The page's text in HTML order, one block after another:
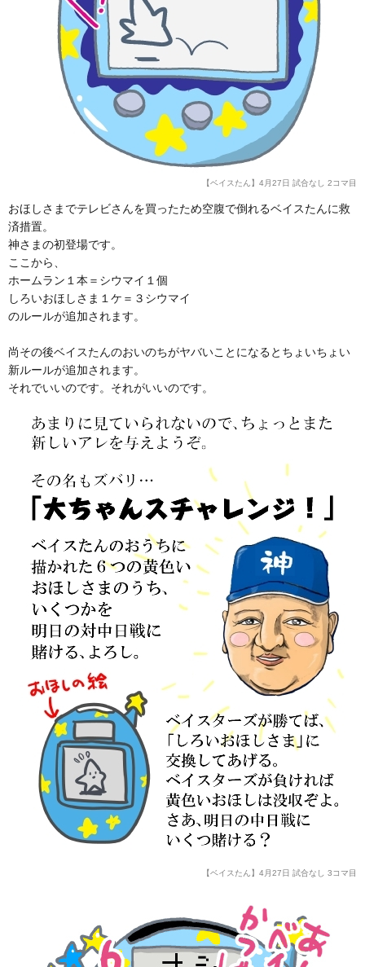
【ベイスたん】4月27日 試合なし 2コマ目
おほしさまでテレビさんを買ったため空腹で倒れるベイスたんに救
済措置。
神さまの初登場です。
ここから、
ホームラン１本＝シウマイ１個
しろいおほしさま１ケ＝３シウマイ
のルールが追加されます。
尚その後ベイスたんのおいのちがヤバいことになるとちょいちょい
新ルールが追加されます。
それでいいのです。それがいいのです。
【ベイスたん】4月27日 試合なし 3コマ目